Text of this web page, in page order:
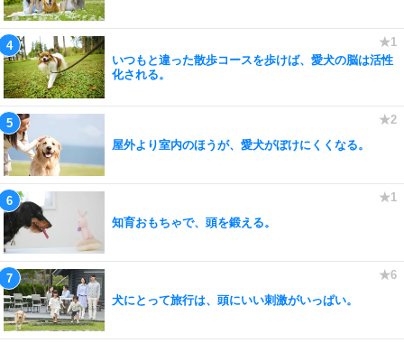
いつもと違った散歩コースを歩けば、愛犬の脳は活性
化される。
屋外より室内のほうが、愛犬がぼけにくくなる。
知育おもちゃで、頭を鍛える。
犬にとって旅行は、頭にいい刺激がいっぱい。